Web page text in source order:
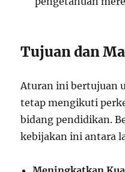
Tujuan dan
Aturan ini bertujuan
tetap mengikuti
bidang pendidikan.
kebijakan ini antara